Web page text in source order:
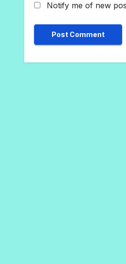
Notify me of new